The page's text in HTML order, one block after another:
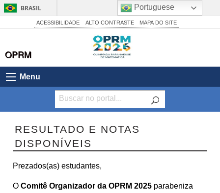
BRASIL
Simplifique!
Legislação
Canais
ACESSIBILIDADE ALTO CONTRASTE MAPA DO SITE
OPRM
Menu
RESULTADO E NOTAS
DISPONÍVEIS
Prezados(as) estudantes,
O Comitê Organizador da OPRM 2025 parabeniza
Portuguese